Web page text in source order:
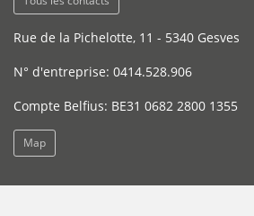
Rue de la Pichelotte, 11 - 5340 Gesves
N° d'entreprise: 0414.528.906
Compte Belfius: BE31 0682 2800 1355
Map